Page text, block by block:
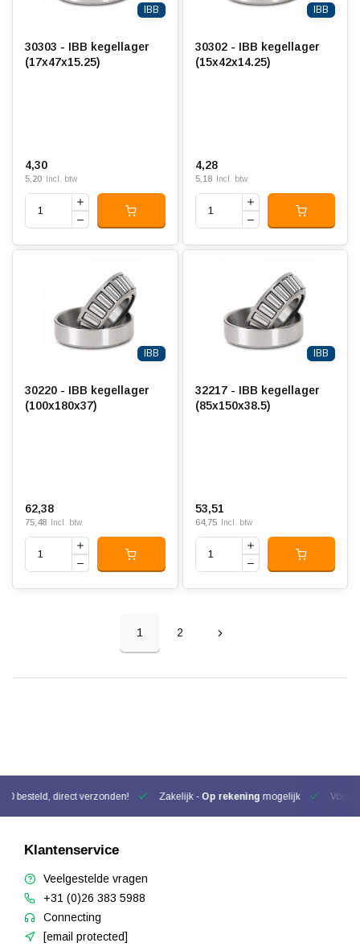
IBB
30303 - IBB kegellager
(17x47x15.25)
4,30
5,20 Incl. btw
IBB
30302 - IBB kegellager
(15x42x14.25)
4,28
5,18 Incl. btw
IBB
30220 - IBB kegellager
(100x180x37)
62,38
75,48 Incl. btw
IBB
32217 - IBB kegellager
(85x150x38.5)
53,51
64,75 Incl. btw
1 2
besteld, direct verzonden! Zakelijk - Op rekening mogelijk Voor
Klantenservice
Veelgestelde vragen
+31 (0)26 383 5988
Connecting
[email protected]